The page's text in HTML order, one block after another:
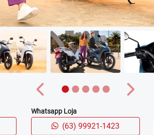
Anterior Próximo
Whatsapp Loja
(63) 99921-1423